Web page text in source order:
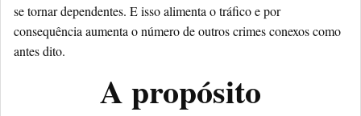
se tornar dependentes. E isso alimenta o tráfico e por
consequência aumenta o número de outros crimes conexos como
antes dito.
A propósito